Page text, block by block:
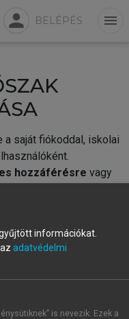
person BELÉPÉS menu
saját fiókoddal, iskolai
hozzáférésre vagy
új fiókot.
automatikusan
információkat.
adatvédelmi
is nevezik. Ezek a